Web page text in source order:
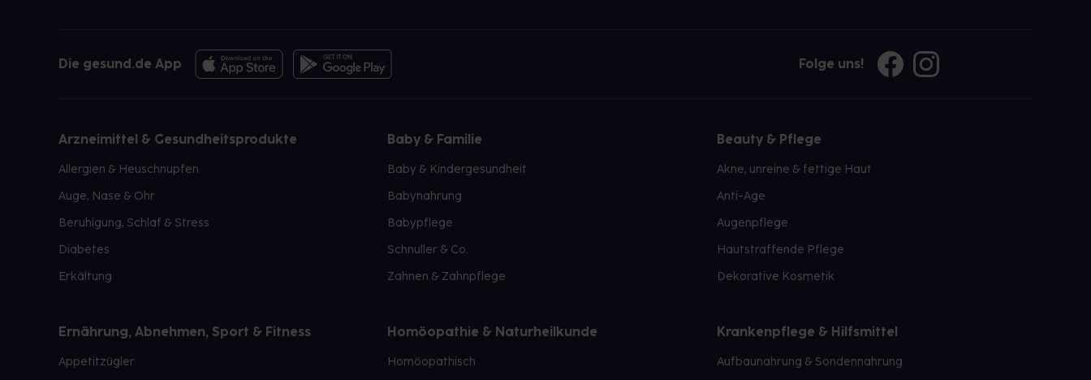
Die gesund.de App Folge uns!
Arzneimittel & Gesundheitsprodukte
Allergien & Heuschnupfen
Auge, Nase & Ohr
Beruhigung, Schlaf & Stress
Diabetes
Erkältung
Baby & Familie
Baby & Kindergesundheit
Babynahrung
Babypflege
Schnuller & Co.
Zahnen & Zahnpflege
Beauty & Pflege
Akne, unreine & fettige Haut
Anti-Age
Augenpflege
Hautstraffende Pflege
Dekorative Kosmetik
Ernährung, Abnehmen, Sport & Fitness
Appetitzügler
Homöopathie & Naturheilkunde
Homöopathisch
Krankenpflege & Hilfsmittel
Aufbaunahrung & Sondennahrung